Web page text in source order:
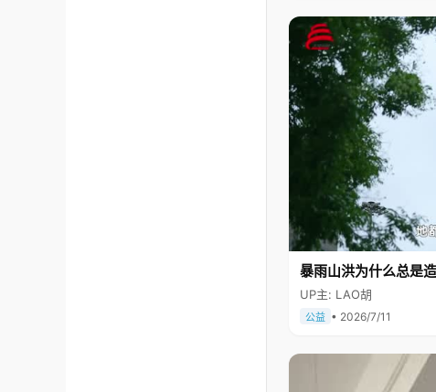
暴雨山洪为什么总是
UP主: LAO胡
公益 • 2026/7/11